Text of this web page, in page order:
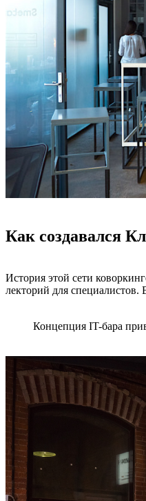
Как создавался
История этой сети
лекторий для
Концепция IT-бара